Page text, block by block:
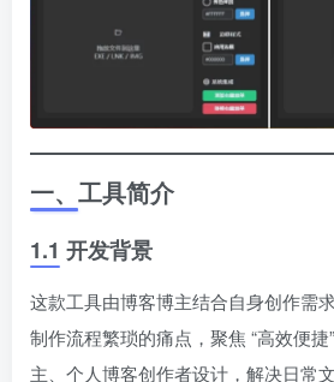
一、工具简介
1.1 开发背景
这款工具由博客博主结合自身创作需
制作流程繁琐的痛点，聚焦 “高效便
主、个人博客创作者设计，解决日常